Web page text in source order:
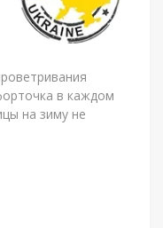
в каждом
на зиму не